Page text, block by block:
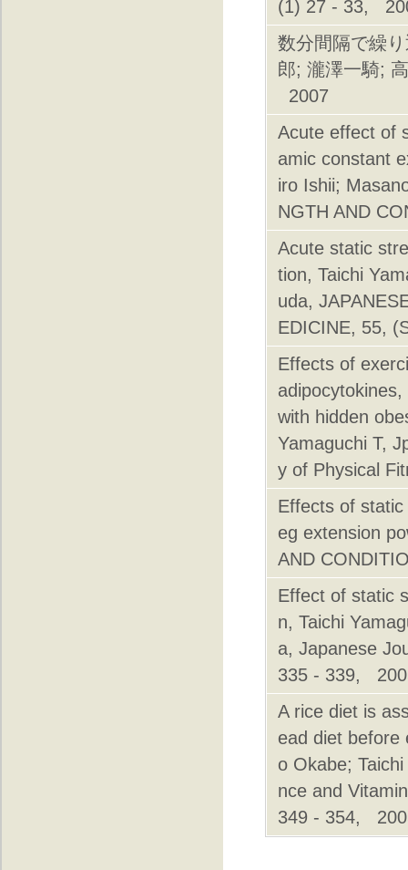
(1) 27 - 33,
数分間隔で繰
郎; 瀧澤一騎;
2007
Acute effect of
amic constant
iro Ishii;
NGTH AND
Acute static
tion, Taichi
uda,
EDICINE, 55,
Effects of
with hidden
Yamaguchi T,
y of Physical
Effects of
eg extension
AND
Effect of static
n, Taichi
a, Japanese
335 - 339,
A rice diet is
ead diet before
o Okabe;
nce and
349 - 354,